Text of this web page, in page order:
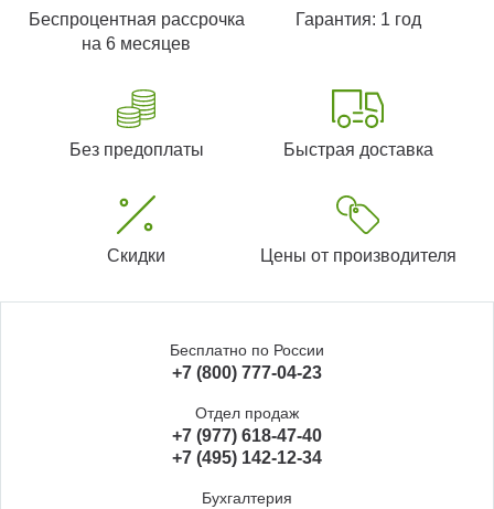
Беспроцентная рассрочка
на 6 месяцев
Гарантия: 1 год
Без предоплаты Быстрая доставка
Скидки Цены от производителя
Бесплатно по России
+7 (800) 777-04-23
Отдел продаж
+7 (977) 618-47-40
+7 (495) 142-12-34
Бухгалтерия